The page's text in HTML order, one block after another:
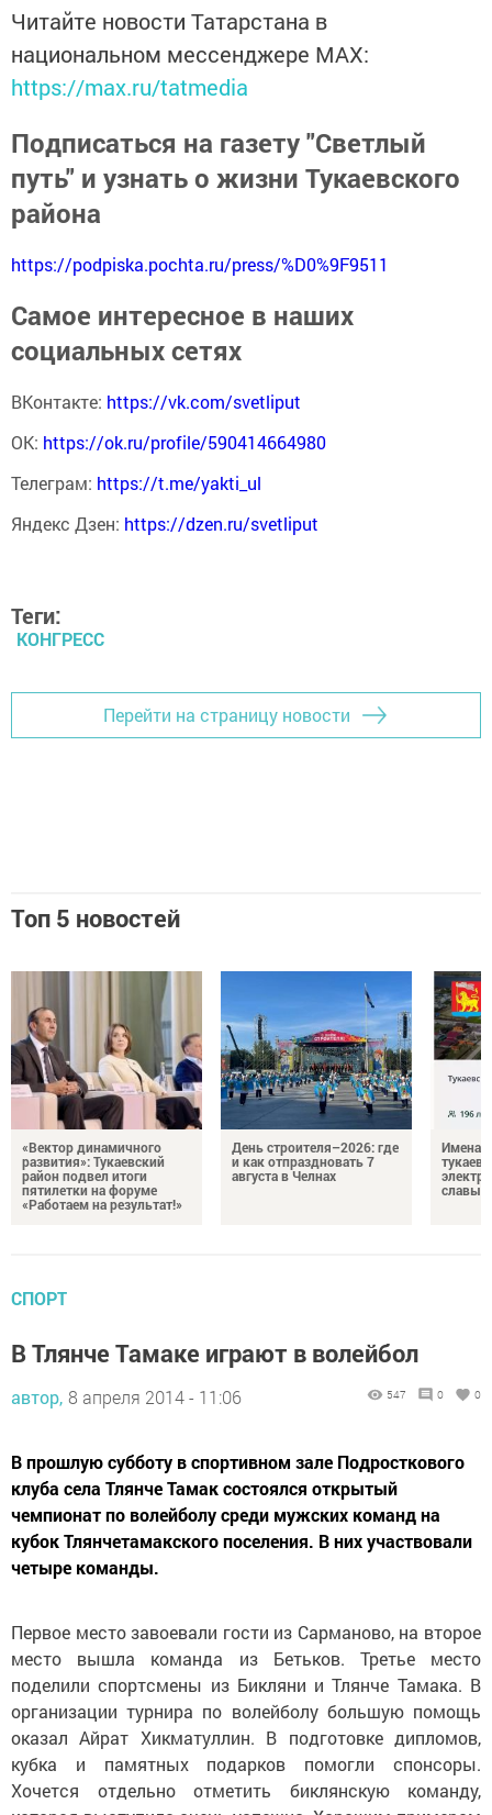
Читайте новости Татарстана в
национальном мессенджере MАХ:
https://max.ru/tatmedia
Подписаться на газету "Светлый
путь" и узнать о жизни Тукаевского
района
https://podpiska.pochta.ru/press/%D0%9F9511
Самое интересное в наших
социальных сетях
ВКонтакте: https://vk.com/svetliput
ОК: https://ok.ru/profile/590414664980
Телеграм: https://t.me/yakti_ul
Яндекс Дзен: https://dzen.ru/svetliput
Теги:
КОНГРЕСС
Перейти на страницу новости
Топ 5 новостей
«Вектор динамичного
развития»: Тукаевский
район подвел итоги
пятилетки на форуме
«Работаем на результат!»
День строителя–2026: где
и как отпраздновать 7
августа в Челнах
Имена
славы
СПОРТ
В Тлянче Тамаке играют в волейбол
автор, 8 апреля 2014 - 11:06 547 0 0
В прошлую субботу в спортивном зале Подросткового
клуба села Тлянче Тамак состоялся открытый
чемпионат по волейболу среди мужских команд на
кубок Тлянчетамакского поселения. В них участвовали
четыре команды.
Первое место завоевали гости из Сарманово, на второе
место вышла команда из Бетьков. Третье место
поделили спортсмены из Бикляни и Тлянче Тамака. В
организации турнира по волейболу большую помощь
оказал Айрат Хикматуллин. В подготовке дипломов,
кубка и памятных подарков помогли спонсоры.
Хочется отдельно отметить биклянскую команду,